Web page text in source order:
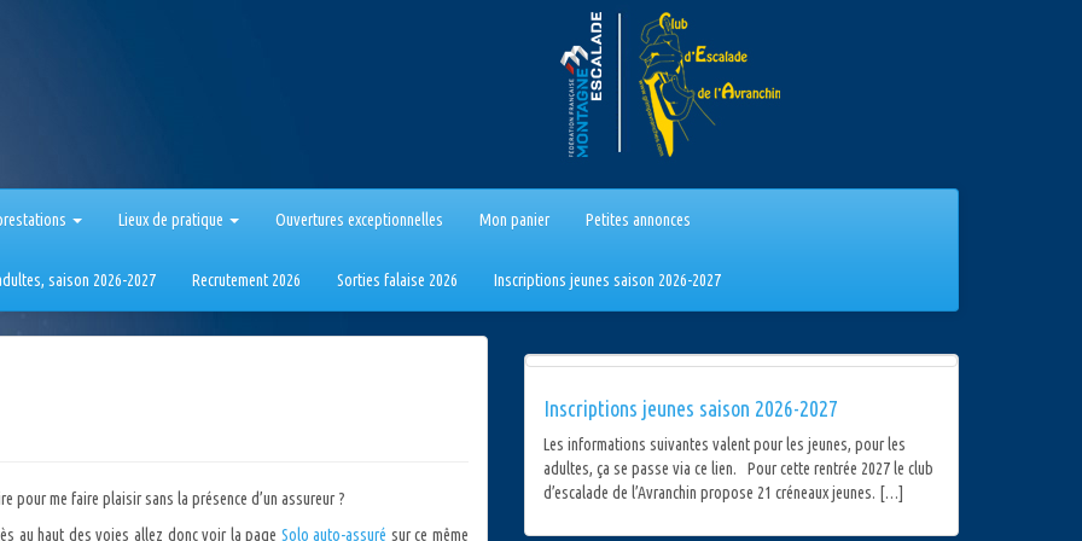
Lieux de pratique Ouvertures exceptionnelles Mon panier Petites annonces
saison 2026-2027 Recrutement 2026 Sorties falaise 2026 Inscriptions jeunes saison 2026-2027
pour me faire plaisir sans la présence d’un assureur ?
au haut des voies allez donc voir la page Solo auto-assuré sur ce même
Inscriptions jeunes saison 2026-2027
Les informations suivantes valent pour les jeunes, pour les
adultes, ça se passe via ce lien. Pour cette rentrée 2027 le club
d’escalade de l’Avranchin propose 21 créneaux jeunes. […]